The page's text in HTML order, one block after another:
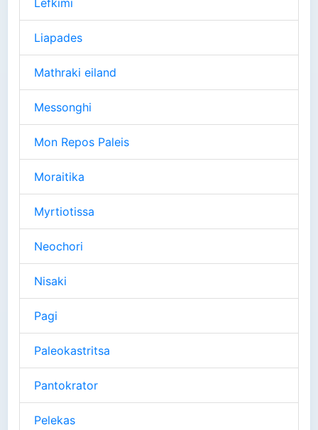
Liapades
Mathraki eiland
Messonghi
Mon Repos Paleis
Moraitika
Myrtiotissa
Neochori
Nisaki
Pagi
Paleokastritsa
Pantokrator
Pelekas